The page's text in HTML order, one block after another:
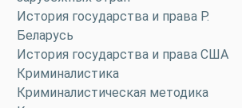
История государства и права Р.
Беларусь
История государства и права США
Криминалистика
Криминалистическая методика